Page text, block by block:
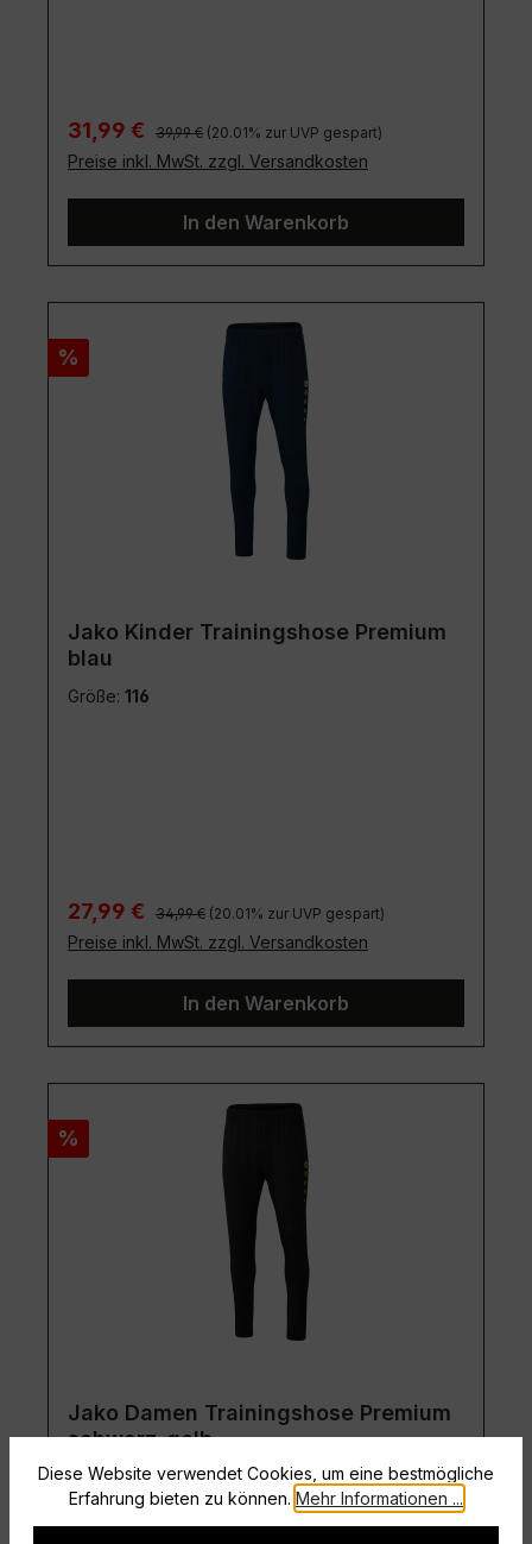
Verkaufspreis:
31,99 € Regulärer Preis:
39,99 € (20.01% zur UVP gespart)
Preise inkl. MwSt. zzgl. Versandkosten
In den Warenkorb
Rabatt
%
Jako Kinder Trainingshose Premium
blau
Größe: 116
Verkaufspreis:
27,99 € Regulärer Preis:
34,99 € (20.01% zur UVP gespart)
Preise inkl. MwSt. zzgl. Versandkosten
In den Warenkorb
Rabatt
%
Jako Damen Trainingshose Premium
schwarz-gelb
Größe:34
Diese Website verwendet Cookies, um eine bestmögliche
Erfahrung bieten zu können. Mehr Informationen ...